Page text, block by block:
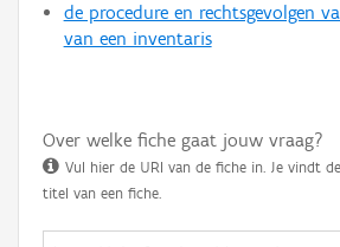
de procedure en rechtsgevolgen
van een inventaris
Over welke fiche gaat jouw vraag?
Vul hier de URI van de fiche in. Je vindt
titel van een fiche.